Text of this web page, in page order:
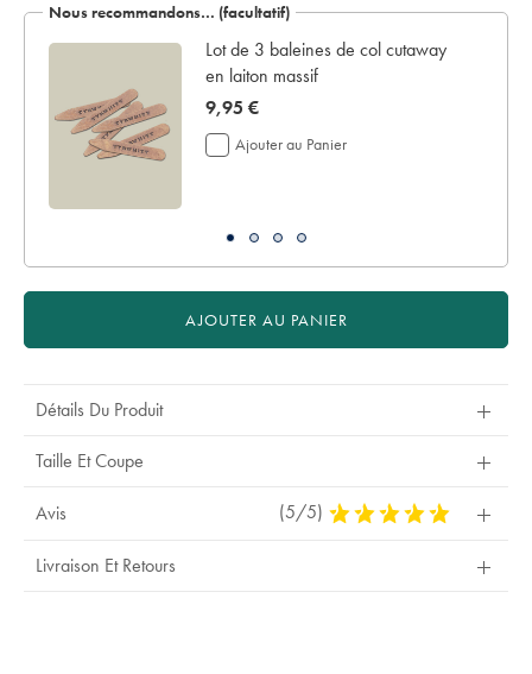
Nous recommandons… (facultatif)
Lot de 3 baleines de col cutaway
en laiton massif
now
9,95
€
9,95 €
Ajouter au Panier
AJOUTER AU PANIER
Détails Du Produit
Taille Et Coupe
Avis (5/5) 5
Stars
Livraison Et Retours